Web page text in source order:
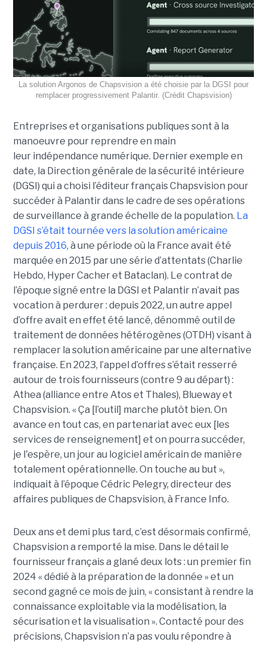
La solution Argonos de Chapsvision a été choisie par la DGSI pour
remplacer progressivement Palantir. (Crédit Chapsvision)
Entreprises et organisations publiques sont à la
manoeuvre pour reprendre en main
leur indépendance numérique. Dernier exemple en
date, la Direction générale de la sécurité intérieure
(DGSI) qui a choisi l’éditeur français Chapsvision pour
succéder à Palantir dans le cadre de ses opérations
de surveillance à grande échelle de la population. La
DGSI s’était tournée vers la solution américaine
depuis 2016, à une période où la France avait été
marquée en 2015 par une série d’attentats (Charlie
Hebdo, Hyper Cacher et Bataclan). Le contrat de
l’époque signé entre la DGSI et Palantir n’avait pas
vocation à perdurer : depuis 2022, un autre appel
d’offre avait en effet été lancé, dénommé outil de
traitement de données hétérogènes (OTDH) visant à
remplacer la solution américaine par une alternative
française. En 2023, l’appel d’offres s’était resserré
autour de trois fournisseurs (contre 9 au départ) :
Athea (alliance entre Atos et Thales), Blueway et
Chapsvision. « Ça [l’outil] marche plutôt bien. On
avance en tout cas, en partenariat avec eux [les
services de renseignement] et on pourra succéder,
je l'espère, un jour au logiciel américain de manière
totalement opérationnelle. On touche au but »,
indiquait à l’époque Cédric Pelegry, directeur des
affaires publiques de Chapsvision, à France Info.
Deux ans et demi plus tard, c’est désormais confirmé,
Chapsvision a remporté la mise. Dans le détail le
fournisseur français a glané deux lots : un premier fin
2024 « dédié à la préparation de la donnée » et un
second gagné ce mois de juin, « consistant à rendre la
connaissance exploitable via la modélisation, la
sécurisation et la visualisation ». Contacté pour des
précisions, Chapsvision n’a pas voulu répondre à